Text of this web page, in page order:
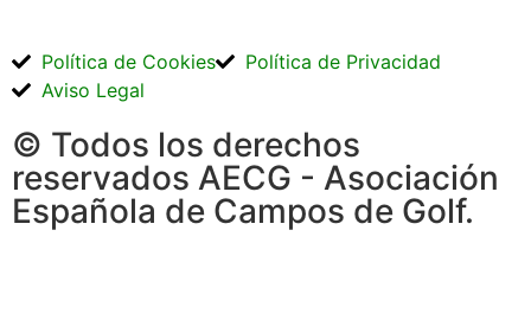
© Todos los derechos
reservados AECG - Asociación
Española de Campos de Golf.
Política de Cookies
Política de Privacidad
Aviso Legal